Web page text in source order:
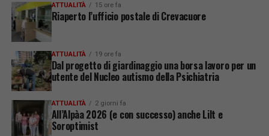
ATTUALITÀ 15 ore fa
Riaperto l’ufficio postale di Crevacuore
ATTUALITÀ 19 ore fa
Dal progetto di giardinaggio una borsa lavoro per un
utente del Nucleo autismo della Psichiatria
ATTUALITÀ 2 giorni fa
All’Alpàa 2026 (e con successo) anche Lilt e
Soroptimist